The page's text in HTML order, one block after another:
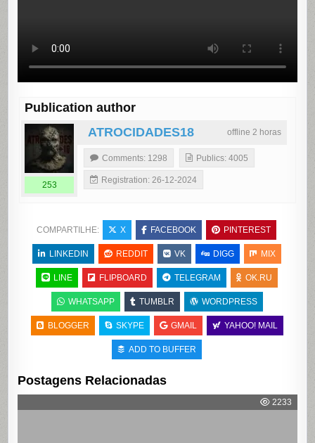
Publication author
offline 2 horas
ATROCIDADES18
253
Comments: 1298 Publics: 4005
Registration: 26-12-2024
COMPARTILHE: X FACEBOOK PINTEREST
LINKEDIN REDDIT VK DIGG MIX
LINE FLIPBOARD TELEGRAM OK.RU
WHATSAPP TUMBLR WORDPRESS
BLOGGER SKYPE GMAIL YAHOO! MAIL
ADD TO BUFFER
Postagens Relacionadas
2233